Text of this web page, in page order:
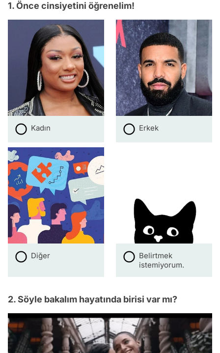
1. Önce cinsiyetini öğrenelim!
Kadın Erkek
Diğer
Belirtmek
istemiyorum.
2. Söyle bakalım hayatında birisi var mı?